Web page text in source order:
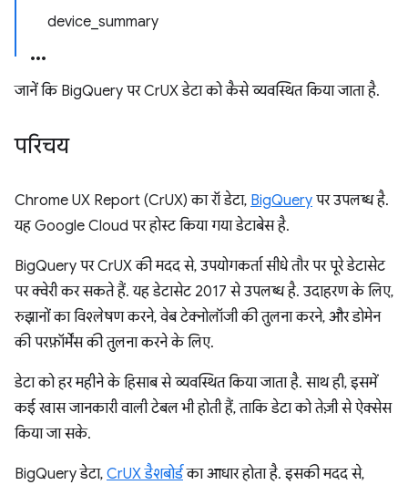
device_summary
जानें कि BigQuery पर CrUX डेटा को कैसे व्यवस्थित किया जाता है.
परिचय
Chrome UX Report (CrUX) का रॉ डेटा, BigQuery पर उपलब्ध है.
यह Google Cloud पर होस्ट किया गया डेटाबेस है.
BigQuery पर CrUX की मदद से, उपयोगकर्ता सीधे तौर पर पूरे डेटासेट
पर क्वेरी कर सकते हैं. यह डेटासेट 2017 से उपलब्ध है. उदाहरण के लिए,
रुझानों का विश्लेषण करने, वेब टेक्नोलॉजी की तुलना करने, और डोमेन
की परफ़ॉर्मेंस की तुलना करने के लिए.
डेटा को हर महीने के हिसाब से व्यवस्थित किया जाता है. साथ ही, इसमें
कई खास जानकारी वाली टेबल भी होती हैं, ताकि डेटा को तेज़ी से ऐक्सेस
किया जा सके.
BigQuery डेटा, CrUX डैशबोर्डका आधार होता है. इसकी मदद से,